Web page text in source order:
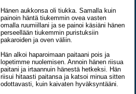
Hänen aukkonsa oli tiukka. Samalla kuin
painoin häntä tiukemmin ovea vasten
omalla ruumiillani ja se painoi käsiäni hänen
perseellään tiukemmin puristuksiin
pakaroiden ja oven väliin.
Hän alkoi haparoimaan paitaani pois ja
lopetimme nuolemisen. Annoin hänen riisua
paitani ja irtaannuin hänestä hetkeksi. Hän
riisui hitaasti paitansa ja katsoi minua sitten
odottavasti, kuin kaivaten hyväksyntääni.